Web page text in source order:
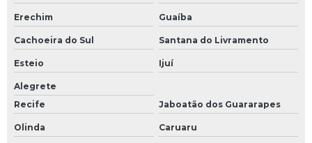
Erechim Guaíba
Cachoeira do Sul Santana do Livramento
Esteio Ijuí
Alegrete
Recife
Jaboatão dos Guararapes
Olinda Caruaru